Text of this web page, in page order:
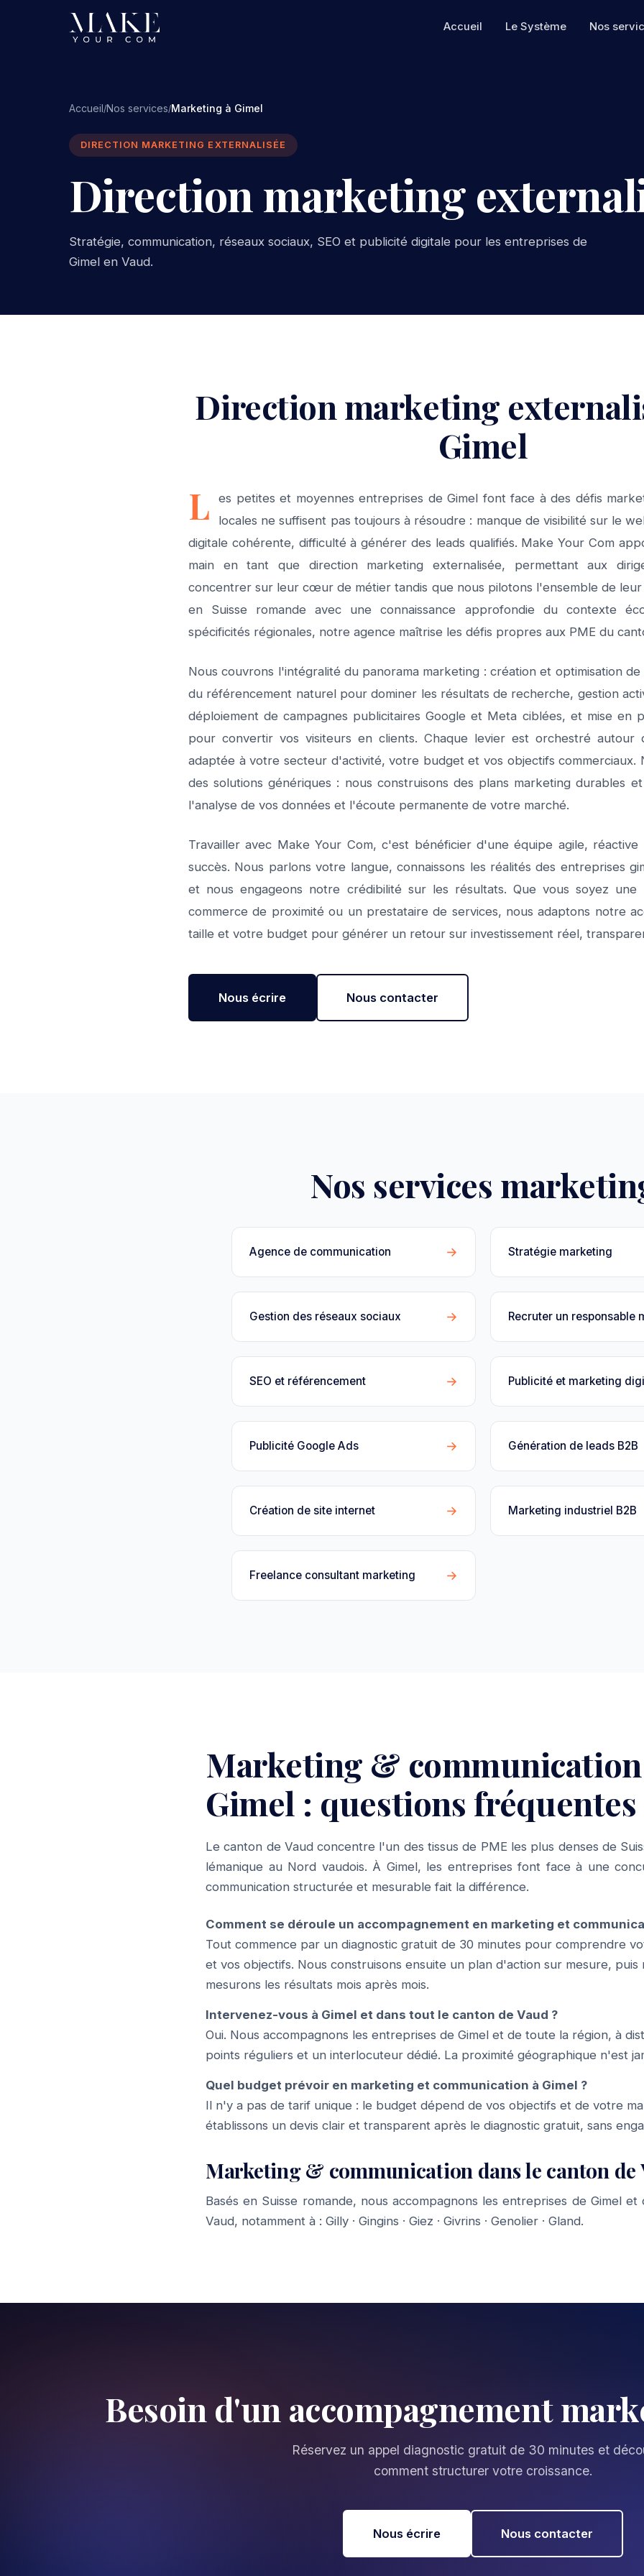
Accueil Le Système Nos
Accueil/Nos services/Marketing à Gimel
DIRECTION MARKETING EXTERNALISÉE
Direction marketing
Stratégie, communication, réseaux sociaux, SEO et publicité digitale pour les entreprises de
Gimel en Vaud.
Direction marketing
Gimel
L
es petites et moyennes entreprises de Gimel font face à des défis
locales ne suffisent pas toujours à résoudre : manque de visibilité sur le
digitale cohérente, difficulté à générer des leads qualifiés. Make Your Com
main en tant que direction marketing externalisée, permettant aux
concentrer sur leur cœur de métier tandis que nous pilotons l'ensemble de leur
en Suisse romande avec une connaissance approfondie du contexte
spécificités régionales, notre agence maîtrise les défis propres aux PME du
Nous couvrons l'intégralité du panorama marketing : création et optimisation
du référencement naturel pour dominer les résultats de recherche, gestion
déploiement de campagnes publicitaires Google et Meta ciblées, et mise en
pour convertir vos visiteurs en clients. Chaque levier est orchestré autour
adaptée à votre secteur d'activité, votre budget et vos objectifs commerciaux.
des solutions génériques : nous construisons des plans marketing durables
l'analyse de vos données et l'écoute permanente de votre marché.
Travailler avec Make Your Com, c'est bénéficier d'une équipe agile,
succès. Nous parlons votre langue, connaissons les réalités des entreprises
et nous engageons notre crédibilité sur les résultats. Que vous soyez
commerce de proximité ou un prestataire de services, nous adaptons notre
taille et votre budget pour générer un retour sur investissement réel,
Nous écrire Nous contacter
Nos services
Agence de communication → Stratégie marketing
Gestion des réseaux sociaux → Recruter un responsable
SEO et référencement → Publicité et marketing
Publicité Google Ads → Génération de leads B2B
Création de site internet → Marketing industriel B2B
Freelance consultant marketing →
Marketing &
Gimel : questions fréquentes
Le canton de Vaud concentre l'un des tissus de PME les plus denses de
lémanique au Nord vaudois. À Gimel, les entreprises font face à une
communication structurée et mesurable fait la différence.
Comment se déroule un accompagnement en marketing et
Tout commence par un diagnostic gratuit de 30 minutes pour comprendre
et vos objectifs. Nous construisons ensuite un plan d'action sur mesure, puis
mesurons les résultats mois après mois.
Intervenez-vous à Gimel et dans tout le canton de Vaud ?
Oui. Nous accompagnons les entreprises de Gimel et de toute la région, à
points réguliers et un interlocuteur dédié. La proximité géographique n'est
Quel budget prévoir en marketing et communication à Gimel ?
Il n'y a pas de tarif unique : le budget dépend de vos objectifs et de votre
établissons un devis clair et transparent après le diagnostic gratuit, sans
Marketing & communication dans le canton de
Basés en Suisse romande, nous accompagnons les entreprises de Gimel
Vaud, notamment à : Gilly · Gingins · Giez · Givrins · Genolier · Gland.
Besoin d'un accompagnement
Réservez un appel diagnostic gratuit de 30 minutes et
comment structurer votre croissance.
Nous écrire Nous contacter